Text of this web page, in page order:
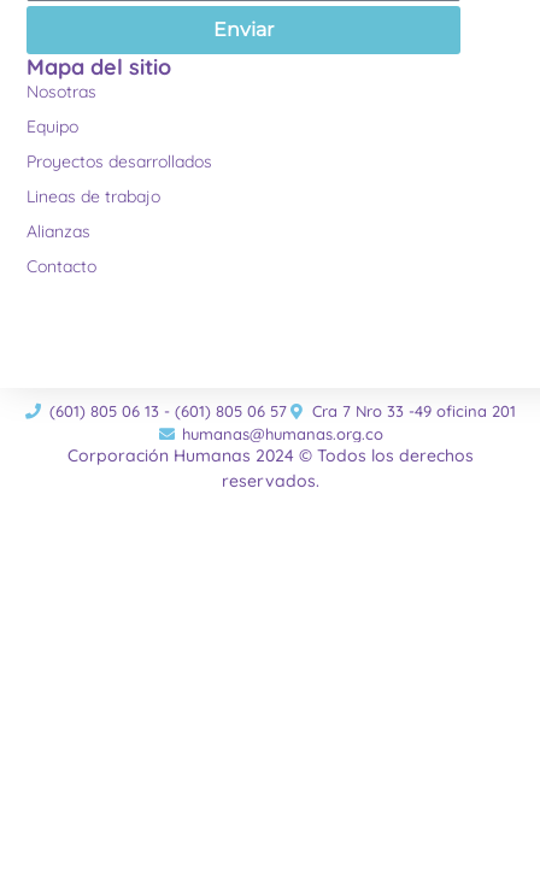
Enviar
Mapa del sitio
Nosotras
Equipo
Proyectos desarrollados
Lineas de trabajo
Alianzas
Contacto
(601) 805 06 13 - (601) 805 06 57
Cra 7 Nro 33 -49 oficina 201
humanas@humanas.org.co
Corporación Humanas 2024 © Todos los derechos
reservados.